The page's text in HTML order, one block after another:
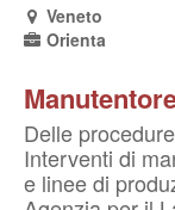
Veneto
Orienta
Delle
Interventi di
e linee di